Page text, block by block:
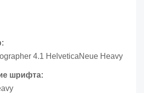
4.1 HelveticaNeue Heavy
шрифта: